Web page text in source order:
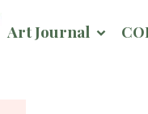
Art Journal